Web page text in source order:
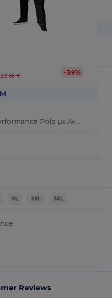
22.65 € -39%
Cool-Dry Performance Polo με Αναπνεύσιμη Άνεση
XL 2XL 3XL
Reviews